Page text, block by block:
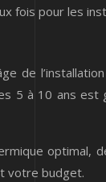
fois pour les
de
5 à 10 ans
optimal,
votre budget.